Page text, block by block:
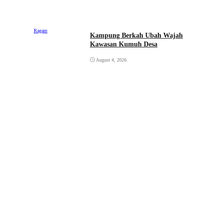
Ragam
Kampung Berkah Ubah Wajah
Kawasan Kumuh Desa
August 4, 2026